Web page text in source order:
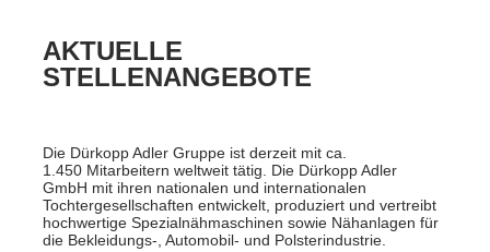
AKTUELLE
STELLENANGEBOTE
Die Dürkopp Adler Gruppe ist derzeit mit ca.
1.450 Mitarbeitern weltweit tätig. Die Dürkopp Adler
GmbH mit ihren nationalen und internationalen
Tochtergesellschaften entwickelt, produziert und vertreibt
hochwertige Spezialnähmaschinen sowie Nähanlagen für
die Bekleidungs-, Automobil- und Polsterindustrie.